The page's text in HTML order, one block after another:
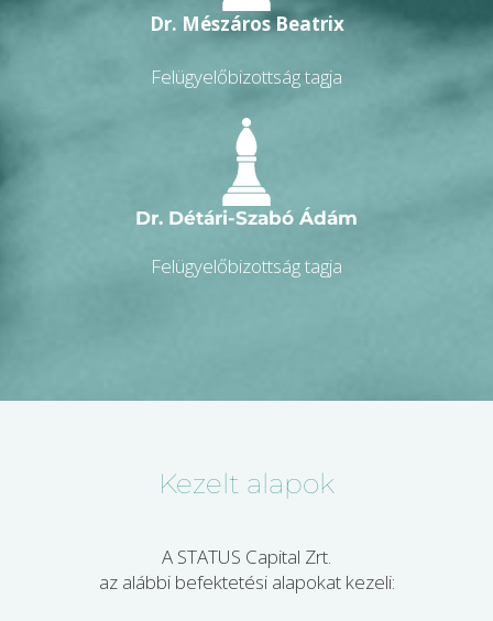
Dr. Mészáros Beatrix
Felügyelőbizottság tagja
Dr. Détári-Szabó Ádám
Felügyelőbizottság tagja
Kezelt alapok
A STATUS Capital Zrt.
az alábbi befektetési alapokat kezeli: